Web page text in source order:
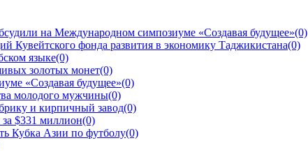
на Международном симпозиуме «Создавая будущее»(0)
Кувейтского фонда развития в экономику Таджикистана(0)
языке(0)
золотых монет(0)
«Создавая будущее»(0)
молодого мужчины(0)
и кирпичный завод(0)
$331 миллион(0)
Кубка Азии по футболу(0)